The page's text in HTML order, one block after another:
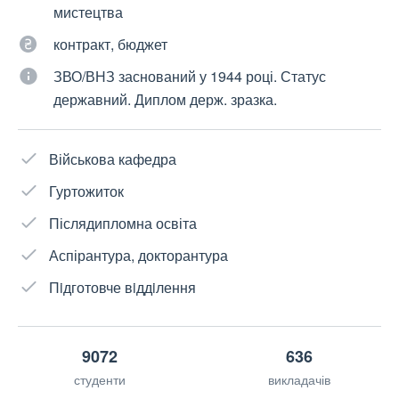
мистецтва
контракт, бюджет
ЗВО/ВНЗ заснований у 1944 році. Статус
державний. Диплом держ. зразка.
Військова кафедра
Гуртожиток
Післядипломна освіта
Аспірантура, докторантура
Пiдготовче вiддiлення
9072
студенти
636
викладачів